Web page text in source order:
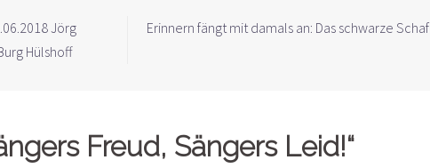
Jörg
Hülshoff
Erinnern fängt mit damals an: Das schwarze Schaf
Freud, Sängers Leid!“